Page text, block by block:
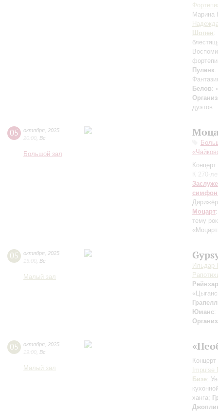
Марина
Шопен:
Пуленк:
Белов:
дуэтов
05 октября 2025
20:00 Вс
Большой зал
К 270-
Моцарт
тему
05 октября 2025
15:00 Вс
Малый зал
Ильдар
Юманс:
05 октября 2025
19:00 Вс
Малый зал
Impulse
Бизе:
ханга;